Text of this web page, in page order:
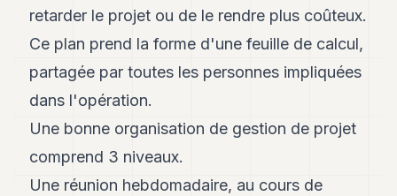
retarder le projet ou de le rendre plus coûteux.
Ce plan prend la forme d'une feuille de calcul,
partagée par toutes les personnes impliquées
dans l'opération.
Une bonne organisation de gestion de projet
comprend 3 niveaux.
Une réunion hebdomadaire, au cours de